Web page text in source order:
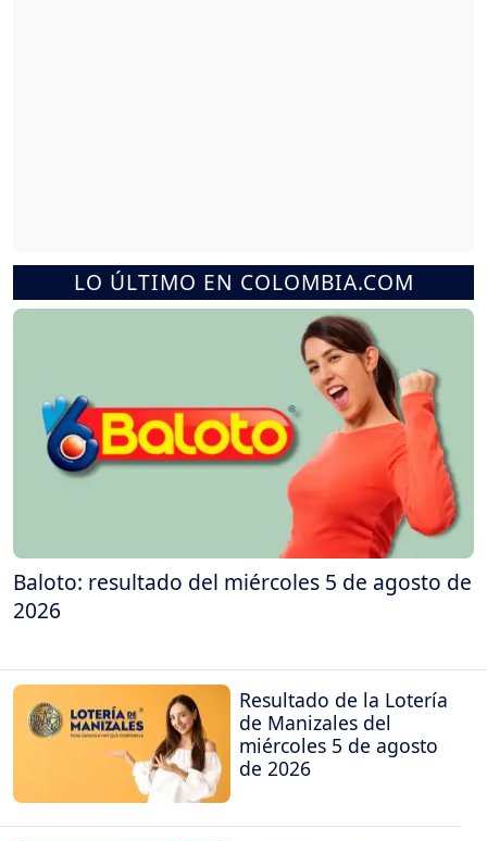
LO ÚLTIMO EN COLOMBIA.COM
Baloto: resultado del miércoles 5 de agosto de
2026
Resultado de la Lotería
de Manizales del
miércoles 5 de agosto
de 2026